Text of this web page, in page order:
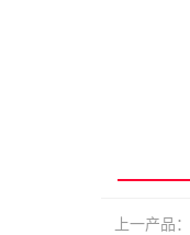
上一产品：